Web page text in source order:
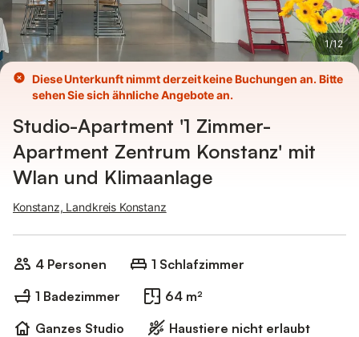
1/12
Diese Unterkunft nimmt derzeit keine Buchungen an. Bitte
sehen Sie sich ähnliche Angebote an.
Studio-Apartment '1 Zimmer-
Apartment Zentrum Konstanz' mit
Wlan und Klimaanlage
Konstanz, Landkreis Konstanz
4 Personen
1 Schlafzimmer
1 Badezimmer
64 m²
Ganzes Studio
Haustiere nicht erlaubt